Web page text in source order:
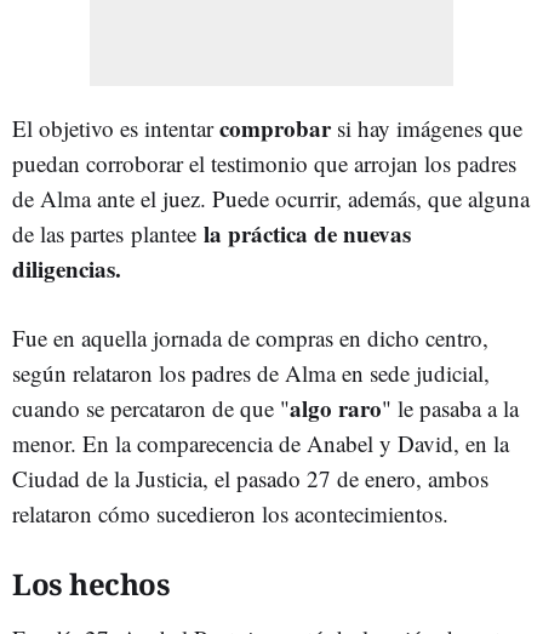
El objetivo es intentarcomprobarsi hay imágenes que
puedan corroborar el testimonio que arrojan los padres
de Alma ante el juez. Puede ocurrir, además, que alguna
de las partes plantee la práctica de nuevas
diligencias.
Fue en aquella jornada de compras en dicho centro,
según relataron los padres de Alma en sede judicial,
cuando se percataron de que "algo raro" le pasaba a la
menor. En la comparecencia de Anabel y David, en la
Ciudad de la Justicia, el pasado 27 de enero, ambos
relataron cómo sucedieron los acontecimientos.
Los hechos